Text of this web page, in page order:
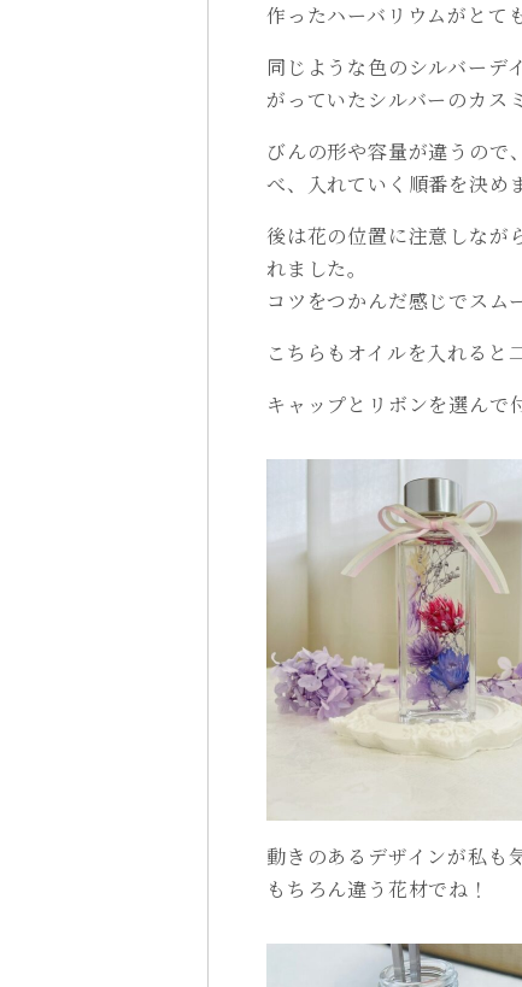
作ったハーバリウムがとて
同じような色のシルバーデ
がっていたシルバーのカス
びんの形や容量が違うので
べ、入れていく順番を決めま
後は花の位置に注意しなが
れました。
コツをつかんだ感じでスム
こちらもオイルを入れると
キャップとリボンを選んで
動きのあるデザインが私も
もちろん違う花材でね！